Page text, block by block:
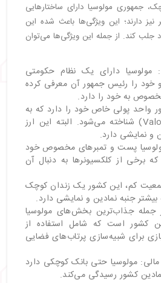
جمهوری مولوسیا دارای ساختارهایی
دارند؛ این ویژگی‌ها باعث شده این
جلب کند. از جمله این ویژگی‌ها می‌توان
دارای یک نظام حکومتی
خود را رئیس جمهور آن معرفی کرده
به خود را دارد.
واحد پولی خاص خود را دارد که به
نام «والورا» (Valora) شناخته می‌شود. البته این ارز
و نمایشی دارد.
پست و تمبرهای مخصوص خود
برخی از کلکسیونرها به دنبال آن
کم، این کشور یک زندان کوچک
جنبه نمادین و نمایشی دارد.
جمله جذاب‌ترین بخش‌های مولوسیا
کشور است که شامل استفاده از
برای شبیه‌سازی پرتاب‌های فضایی
مولوسیا حتی بانک کوچکی دارد
کشور رسیدگی می‌کند.